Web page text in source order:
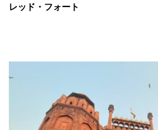
レッド・フォート